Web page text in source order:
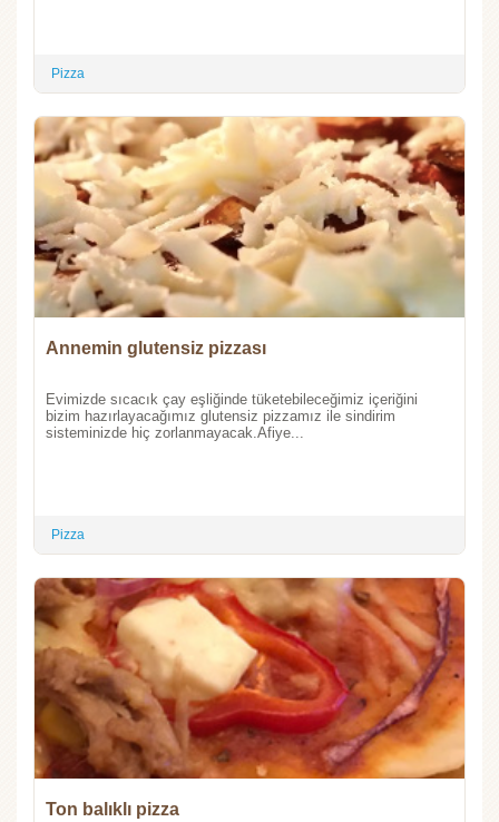
Pizza
Annemin glutensiz pizzası
Evimizde sıcacık çay eşliğinde tüketebileceğimiz içeriğini
bizim hazırlayacağımız glutensiz pizzamız ile sindirim
sisteminizde hiç zorlanmayacak.Afiye...
Pizza
Ton balıklı pizza